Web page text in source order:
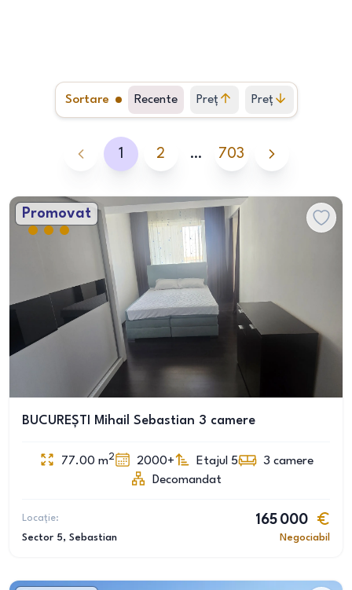
Sortare Recente Preț
crescător
Preț
descrescător
1 2 … 703
Promovat
BUCUREȘTI Mihail Sebastian 3 camere
77.00 m2 2000+ Etajul 5 3 camere
Decomandat
Locație:
Sector 5, Sebastian
165 000
Negociabil